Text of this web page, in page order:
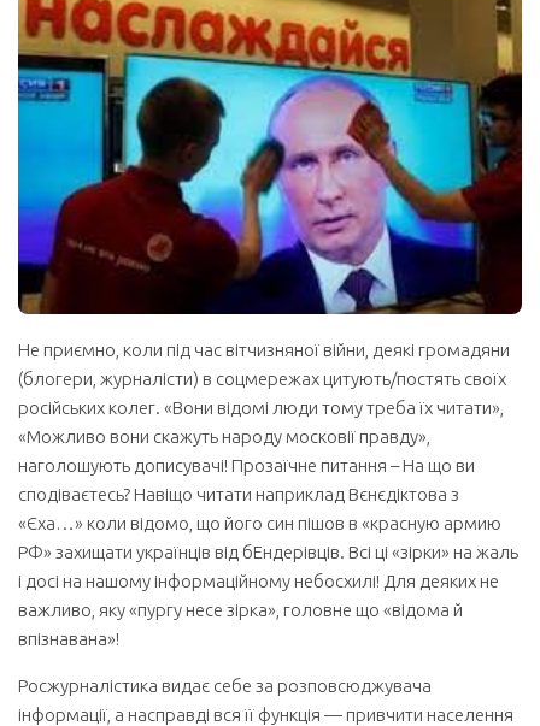
Не приємно, коли під час вітчизняної війни, деякі громадяни
(блогери, журналісти) в соцмережах цитують/постять своїх
російських колег. «Вони відомі люди тому треба їх читати»,
«Можливо вони скажуть народу московії правду»,
наголошують дописувачі! Прозаїчне питання – На що ви
сподіваєтесь? Навіщо читати наприклад Вєнєдіктова з
«Єха…» коли відомо, що його син пішов в «красную армию
РФ» захищати українців від бЕндерівців. Всі ці «зірки» на жаль
і досі на нашому інформаційному небосхилі! Для деяких не
важливо, яку «пургу несе зірка», головне що «відома й
впізнавана»!
Росжурналістика видає себе за розповсюджувача
інформації, а насправді вся її функція — привчити населення